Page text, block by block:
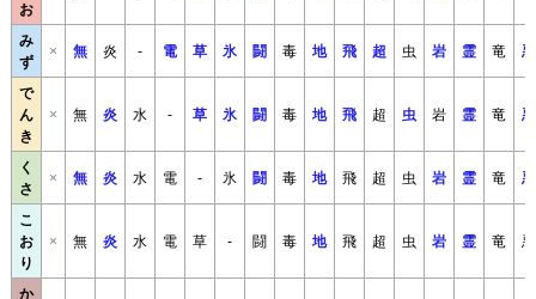
お
み
ず
× 無 炎 - 電 草 氷 闘 毒 地 飛 超 虫 岩 霊 竜 悪
で
ん
き
× 無 炎 水 - 草 氷 闘 毒 地 飛 超 虫 岩 霊 竜 悪
く
さ
× 無 炎 水 電 - 氷 闘 毒 地 飛 超 虫 岩 霊 竜 悪
こ
お
り
× 無 炎 水 電 草 - 闘 毒 地 飛 超 虫 岩 霊 竜 悪
か